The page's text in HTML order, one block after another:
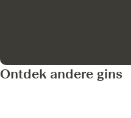
Ontdek andere gins